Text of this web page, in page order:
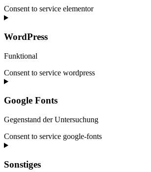
Consent to service elementor
WordPress
Funktional
Consent to service wordpress
Google Fonts
Gegenstand der Untersuchung
Consent to service google-fonts
Sonstiges